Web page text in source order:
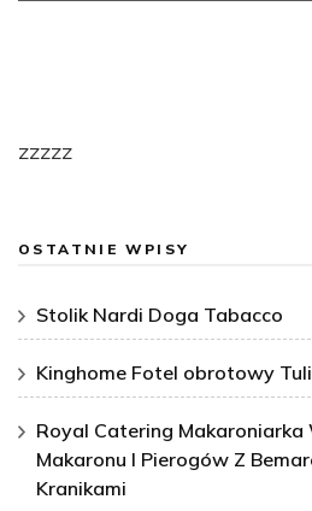
zzzzz
OSTATNIE WPISY
Stolik Nardi Doga Tabacco
Kinghome Fotel obrotowy
Royal Catering
Makaronu I Pierogów Z
Kranikami